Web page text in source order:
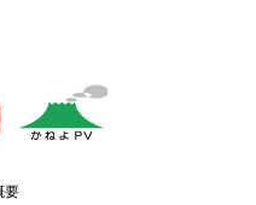
要